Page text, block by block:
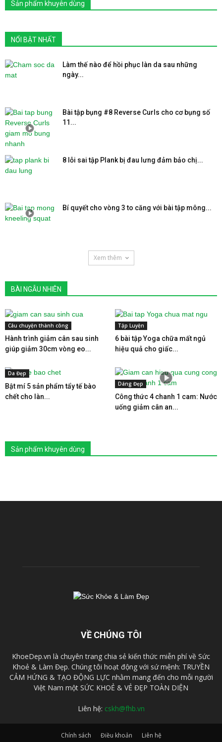
Sản phẩm khuyên dùng
NỔI BẬT NHẤT
Làm thế nào để hồi phục làn da sau những
ngày...
Bài tập bụng #8 Reverse Curls cho cơ bụng số
11...
8 lỗi sai tập Plank bị đau lưng đảm bảo chị...
Bí quyết cho vòng 3 to căng với bài tập mông...
Xem thêm
BÀI NGẪU NHIÊN
Câu chuyện thành công
Hành trình giảm cân sau sinh
giúp giảm 30cm vòng eo...
Tập Luyện
6 bài tập Yoga chữa mất ngủ
hiệu quả cho giấc...
Da Đẹp
Bật mí 5 sản phẩm tẩy tế bào
chết cho làn...
Dáng Đẹp
Công thức 4 chanh 1 cam: Nước
uống giảm cân an...
Sản phẩm khuyên dùng
VỀ CHÚNG TÔI
KhoeDep.vn là chuyên trang chia sẻ kiến thức miễn phí về Sức
Khoẻ & Làm Đẹp. Chúng tôi hoạt động với sứ mệnh: TRUYỀN
CẢM HỨNG & TẠO ĐỘNG LỰC nhằm mang đến cho mỗi người
Việt Nam một SỨC KHOẺ & VẺ ĐẸP TOÀN DIỆN
Liên hệ: cskh@fhb.vn
Chính sách Điều khoản Liên hệ